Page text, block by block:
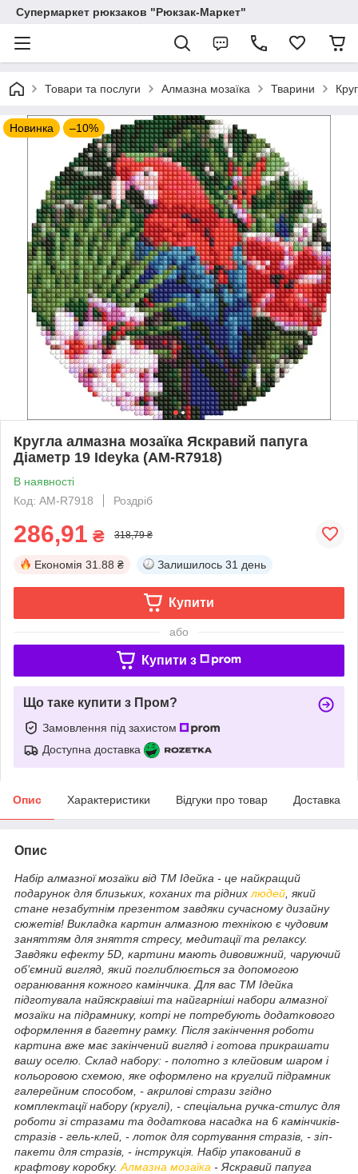
Супермаркет рюкзаков "Рюкзак-Маркет"
Товари та послуги Алмазна мозаїка Тварини
Новинка –10%
Кругла алмазна мозаїка Яскравий папуга
Діаметр 19 Ideyka (AM-R7918)
В наявності
Код: AM-R7918
Роздріб
286,91 ₴ 318,79 ₴
Економія 31.88 ₴ Залишилось 31 день
Купити
або
Купити з
Що таке купити з Пром?
Замовлення під захистом
Доступна доставка
Опис Характеристики Відгуки про товар Доставка
Опис
Набір алмазної мозаїки від ТМ Ідейка - це найкращий
подарунок для близьких, коханих та рідних людей , який
стане незабутнім презентом завдяки сучасному дизайну
сюжетів! Викладка картин алмазною технікою є чудовим
заняттям для зняття стресу, медитації та релаксу.
Завдяки ефекту 5D, картини мають дивовижний, чаруючий
об’ємний вигляд, який поглиблюється за допомогою
огранювання кожного камінчика. Для вас ТМ Ідейка
підготувала найяскравіші та найгарніші набори алмазної
мозаїки на підрамнику, котрі не потребують додаткового
оформлення в багетну рамку. Після закінчення роботи
картина вже має закінчений вигляд і готова прикрашати
вашу оселю. Склад набору: - полотно з клейовим шаром і
кольоровою схемою, яке оформлено на круглий підрамник
галерейним способом, - акрилові стрази згідно
комплектації набору (круглі), - спеціальна ручка-стилус для
роботи зі стразами та додаткова насадка на 6 камінчиків-
стразів - гель-клей, - лоток для сортування стразів, - зіп-
пакети для стразів, - інструкція. Набір упакований в
крафтову коробку. Алмазна мозаїка - Яскравий папуга